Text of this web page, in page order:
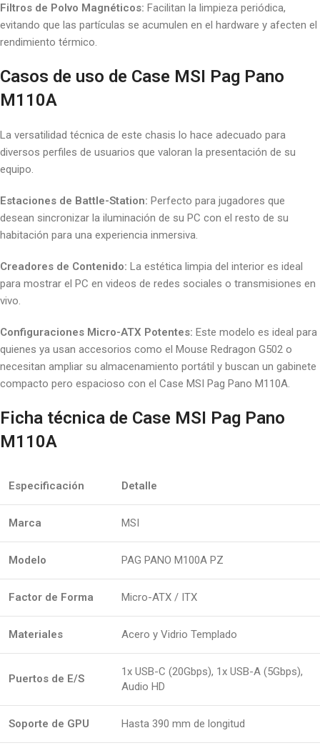
Filtros de Polvo Magnéticos: Facilitan la limpieza periódica,
evitando que las partículas se acumulen en el hardware y afecten el
rendimiento térmico.
Casos de uso de Case MSI Pag Pano
M110A
La versatilidad técnica de este chasis lo hace adecuado para
diversos perfiles de usuarios que valoran la presentación de su
equipo.
Estaciones de Battle-Station: Perfecto para jugadores que
desean sincronizar la iluminación de su PC con el resto de su
habitación para una experiencia inmersiva.
Creadores de Contenido: La estética limpia del interior es ideal
para mostrar el PC en videos de redes sociales o transmisiones en
vivo.
Configuraciones Micro-ATX Potentes: Este modelo es ideal para
quienes ya usan accesorios como el Mouse Redragon G502 o
necesitan ampliar su almacenamiento portátil y buscan un gabinete
compacto pero espacioso con el Case MSI Pag Pano M110A.
Ficha técnica de Case MSI Pag Pano
M110A
Especificación Detalle
Marca MSI
Modelo PAG PANO M100A PZ
Factor de Forma Micro-ATX / ITX
Materiales Acero y Vidrio Templado
Puertos de E/S
1x USB-C (20Gbps), 1x USB-A (5Gbps),
Audio HD
Soporte de GPU Hasta 390 mm de longitud